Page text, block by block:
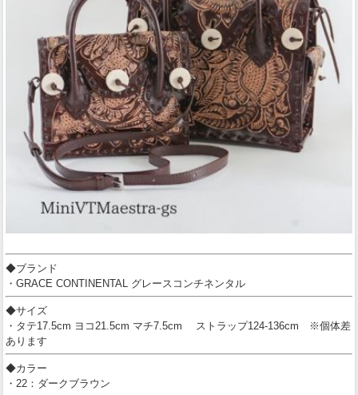
◆ブランド
・GRACE CONTINENTAL グレースコンチネンタル
◆サイズ
・タテ17.5cm ヨコ21.5cm マチ7.5cm ストラップ124-136cm ※個体差
あります
◆カラー
・22：ダークブラウン